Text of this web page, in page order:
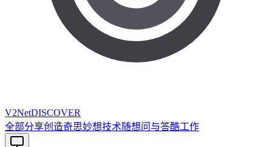
V2NetDISCOVER
全部分享创造奇思妙想技术随想问与答酷工作